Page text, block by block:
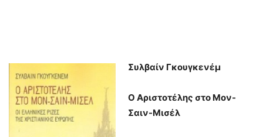
Συλβαίν Γκουγκενέμ
Ο Αριστοτέλης στο Μον-
Σαιν-Μισέλ